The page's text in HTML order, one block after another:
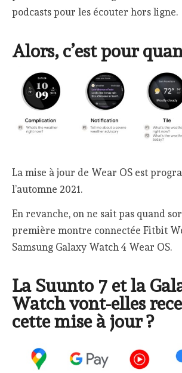
podcasts pour les écouter hors ligne.
Alors, c’est pour
La mise à jour de Wear OS est
l’automne 2021.
En revanche, on ne sait pas quand
première montre connectée Fitbit
Samsung Galaxy Watch 4 Wear OS.
La Suunto 7 et la
Watch vont-elles
cette mise à jour ?